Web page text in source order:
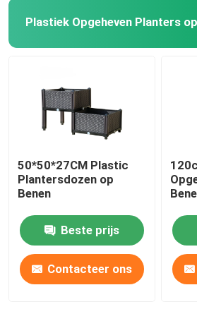
Plastiek Opgeheven Planters
50*50*27CM Plastic
Plantersdozen op
Benen
Beste prijs
Contacteer ons